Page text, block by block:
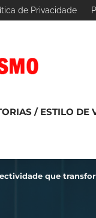
de Privacidade
/ ESTILO DE
que